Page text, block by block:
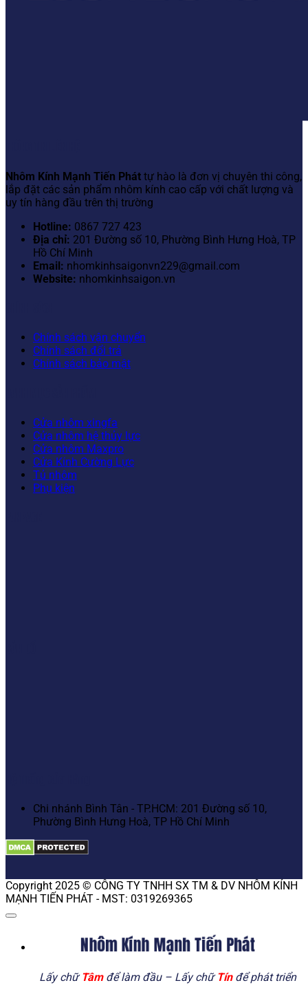
Nhôm Kính Mạnh Tiến Phát tự hào là đơn vị chuyên thi công,
lắp đặt các sản phẩm nhôm kính cao cấp với chất lượng và
uy tín hàng đầu trên thị trường
Hotline: 0867 727 423
Địa chỉ: 201 Đường số 10, Phường Bình Hưng Hoà, TP
Hồ Chí Minh
Email: nhomkinhsaigonvn229@gmail.com
Website: nhomkinhsaigon.vn
Chính sách vận chuyển
Chính sách đổi trả
Chính sách bảo mật
Cửa nhôm xingfa
Cửa nhôm hệ thủy lực
Cửa nhôm Maxpro
Cửa Kính Cường Lực
Tủ nhôm
Phụ kiện
Chi nhánh Bình Tân - TP.HCM: 201 Đường số 10,
Phường Bình Hưng Hoà, TP Hồ Chí Minh
Copyright 2025 © CÔNG TY TNHH SX TM & DV NHÔM KÍNH
MẠNH TIẾN PHÁT - MST: 0319269365
Nhôm Kính Mạnh Tiến Phát
Lấy chữTâmđể làm đầu – Lấy chữTínđể phát triển